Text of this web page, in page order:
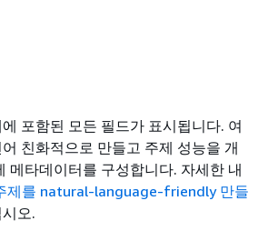
포함된 모든 필드가 표시됩니다. 여
친화적으로 만들고 주제 성능을 개
메타데이터를 구성합니다. 자세한 내
제를 natural-language-friendly 만들
오.